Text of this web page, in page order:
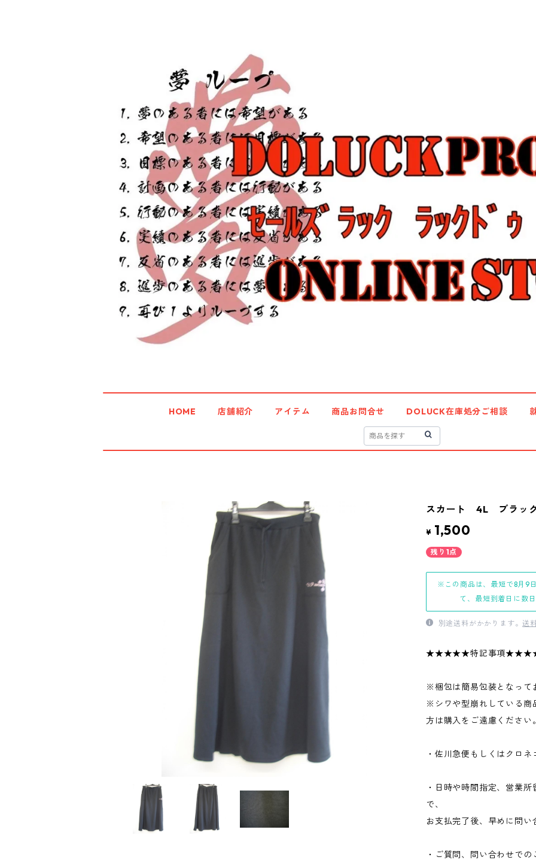
HOME 店舗紹介 アイテム 商品お問合せ DOLUCK在庫処分ご相談
スカート 4L ブラッ
¥ 1,500
残り1点
※この商品は、最短で8月9
て、最短到着日に数
別途送料がかかります。送
★★★★★特記事項
※梱包は簡易包装となって
※シワや型崩れしている商
方は購入をご遠慮ください
・佐川急便もしくはクロ
・日時や時間指定、営業
で、
お支払完了後、早めに問
・ご質問、問い合わせで